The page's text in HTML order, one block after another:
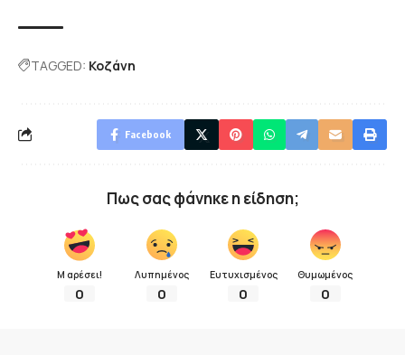
TAGGED: Κοζάνη
Facebook
Πως σας φάνηκε η είδηση;
Μ αρέσει!
0
Λυπημένος
0
Ευτυχισμένος
0
Θυμωμένος
0